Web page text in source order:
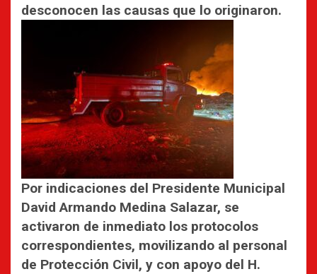
desconocen las causas que lo originaron.
Por indicaciones del Presidente Municipal
David Armando Medina Salazar, se
activaron de inmediato los protocolos
correspondientes, movilizando al personal
de Protección Civil, y con apoyo del H.